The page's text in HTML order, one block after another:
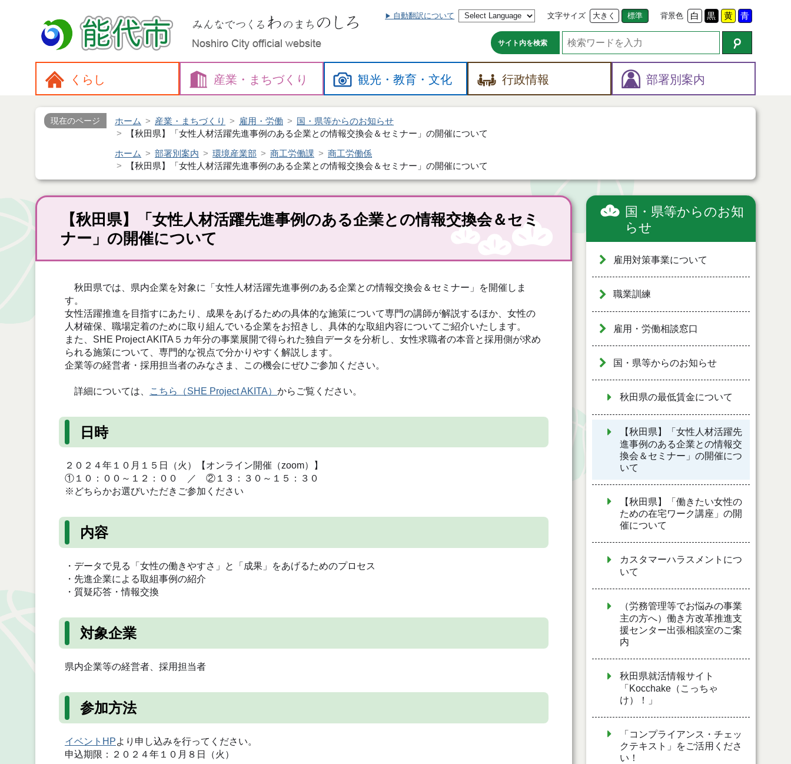
自動翻訳について 文字サイズ 大きく 標準 背景色 白 黒 黄 青
サイト内を検索
くらし 産業・ まちづくり 観光・教育・文化 行政情報 部署別案内
現在のページ ホーム 産業・まちづくり 雇用・労働
国・県等からのお知らせ
【秋田県】「女性人材活躍先進事例のある企業との情報交換会＆セミナー」の開催について
ホーム 部署別案内 環境産業部 商工労働課
商工労働係
【秋田県】「女性人材活躍先進事例のある企業との情報交換会＆セミナー」の開催について
【秋田県】「女性人材活躍先進事例のある企業との情報交換会＆セミ
ナー」の開催について
秋田県では、県内企業を対象に「女性人材活躍先進事例のある企業との情報交換会＆セミナー」を開催しま
す。
女性活躍推進を目指すにあたり、成果をあげるための具体的な施策について専門の講師が解説するほか、女性の
人材確保、職場定着のために取り組んでいる企業をお招きし、具体的な取組内容についてご紹介いたします。
また、SHE Project AKITA５カ年分の事業展開で得られた独自データを分析し、女性求職者の本音と採用側が求め
られる施策について、専門的な視点で分かりやすく解説します。
企業等の経営者・採用担当者のみなさま、この機会にぜひご参加ください。
詳細については、 こちら（SHE Project AKITA） からご覧ください。
日時
２０２４年１０月１５日（火）【オンライン開催（zoom）】
①１０：００～１２：００ ／ ②１３：３０～１５：３０
※どちらかお選びいただきご参加ください
内容
・データで見る「女性の働きやすさ」と「成果」をあげるためのプロセス
・先進企業による取組事例の紹介
・質疑応答・情報交換
対象企業
県内企業等の経営者、採用担当者
参加方法
イベントHPより申し込みを行ってください。
申込期限：２０２４年１０月８日（火）
国・県等からのお知
らせ
雇用対策事業について
職業訓練
雇用・労働相談窓口
国・県等からのお知らせ
秋田県の最低賃金について
【秋田県】「女性人材活躍先
進事例のある企業との情報交
換会＆セミナー」の開催につ
いて
【秋田県】「働きたい女性の
ための在宅ワーク講座」の開
催について
カスタマーハラスメントにつ
いて
（労務管理等でお悩みの事業
主の方へ）働き方改革推進支
援センター出張相談室のご案
内
秋田県就活情報サイト
「Kocchake（こっちゃ
け）！」
「コンプライアンス・チェッ
クテキスト」をご活用くださ
い！